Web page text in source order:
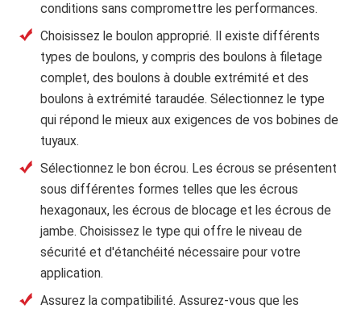
conditions sans compromettre les performances.
Choisissez le boulon approprié. Il existe différents
types de boulons, y compris des boulons à filetage
complet, des boulons à double extrémité et des
boulons à extrémité taraudée. Sélectionnez le type
qui répond le mieux aux exigences de vos bobines de
tuyaux.
Sélectionnez le bon écrou. Les écrous se présentent
sous différentes formes telles que les écrous
hexagonaux, les écrous de blocage et les écrous de
jambe. Choisissez le type qui offre le niveau de
sécurité et d'étanchéité nécessaire pour votre
application.
Assurez la compatibilité. Assurez-vous que les